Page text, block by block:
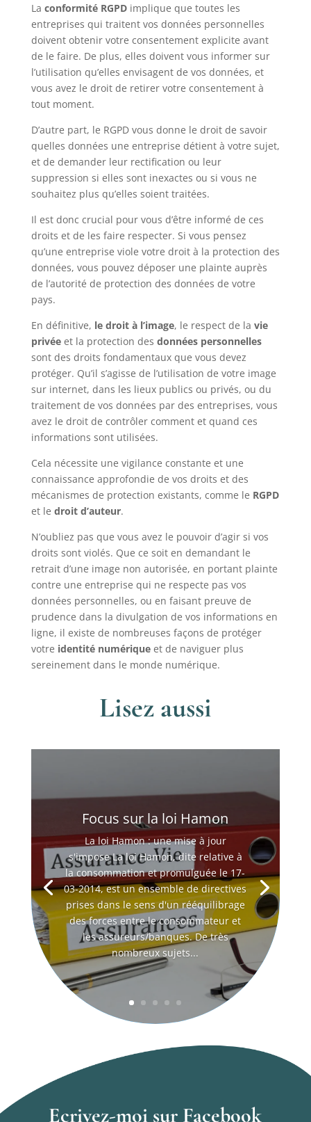
La conformité RGPDimplique que toutes les
entreprises qui traitent vos données personnelles
doivent obtenir votre consentement explicite avant
de le faire. De plus, elles doivent vous informer sur
l’utilisation qu’elles envisagent de vos données, et
vous avez le droit de retirer votre consentement à
tout moment.
D’autre part, le RGPD vous donne le droit de savoir
quelles données une entreprise détient à votre sujet,
et de demander leur rectification ou leur
suppression si elles sont inexactes ou si vous ne
souhaitez plus qu’elles soient traitées.
Il est donc crucial pour vous d’être informé de ces
droits et de les faire respecter. Si vous pensez
qu’une entreprise viole votre droit à la protection des
données, vous pouvez déposer une plainte auprès
de l’autorité de protection des données de votre
pays.
En définitive, le droit à l’image, le respect de la vie
privéeet la protection des données personnelles
sont des droits fondamentaux que vous devez
protéger. Qu’il s’agisse de l’utilisation de votre image
sur internet, dans les lieux publics ou privés, ou du
traitement de vos données par des entreprises, vous
avez le droit de contrôler comment et quand ces
informations sont utilisées.
Cela nécessite une vigilance constante et une
connaissance approfondie de vos droits et des
mécanismes de protection existants, comme le RGPD
et le droit d’auteur.
N’oubliez pas que vous avez le pouvoir d’agir si vos
droits sont violés. Que ce soit en demandant le
retrait d’une image non autorisée, en portant plainte
contre une entreprise qui ne respecte pas vos
données personnelles, ou en faisant preuve de
prudence dans la divulgation de vos informations en
ligne, il existe de nombreuses façons de protéger
votre identité numériqueet de naviguer plus
sereinement dans le monde numérique.
Lisez aussi
Focus sur la loi Hamon
La loi Hamon : une mise à jour
s'impose La loi Hamon, dite relative à
la consommation et promulguée le 17-
03-2014, est un ensemble de directives
prises dans le sens d'un rééquilibrage
des forces entre le consommateur et
les assureurs/banques. De très
nombreux sujets...
Ecrivez-moi sur Facebook